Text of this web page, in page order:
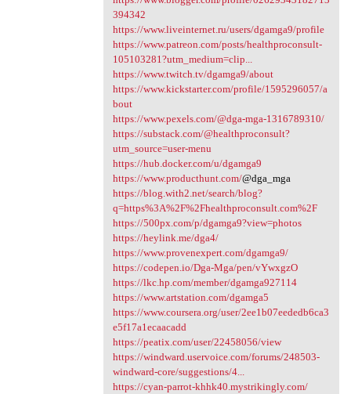
394342
https://www.liveinternet.ru/users/dgamga9/profile
https://www.patreon.com/posts/healthproconsult-
105103281?utm_medium=clip...
https://www.twitch.tv/dgamga9/about
https://www.kickstarter.com/profile/1595296057/a
bout
https://www.pexels.com/@dga-mga-1316789310/
https://substack.com/@healthproconsult?
utm_source=user-menu
https://hub.docker.com/u/dgamga9
https://www.producthunt.com/@dga_mga
https://blog.with2.net/search/blog?
q=https%3A%2F%2Fhealthproconsult.com%2F
https://500px.com/p/dgamga9?view=photos
https://heylink.me/dga4/
https://www.provenexpert.com/dgamga9/
https://codepen.io/Dga-Mga/pen/vYwxgzO
https://lkc.hp.com/member/dgamga927114
https://www.artstation.com/dgamga5
https://www.coursera.org/user/2ee1b07eededb6ca3
e5f17a1ecaacadd
https://peatix.com/user/22458056/view
https://windward.uservoice.com/forums/248503-
windward-core/suggestions/4...
https://cyan-parrot-khhk40.mystrikingly.com/